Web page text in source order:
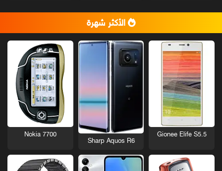
الأكثر شهرة
Gionee Elife S5.5
Sharp Aquos R6
Nokia 7700